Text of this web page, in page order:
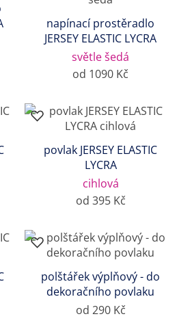
napínací prostěradlo
JERSEY ELASTIC LYCRA
světle šedá
od 1090 Kč
povlak JERSEY ELASTIC
LYCRA
cihlová
od 395 Kč
polštářek výplňový - do
dekoračního povlaku
od 290 Kč